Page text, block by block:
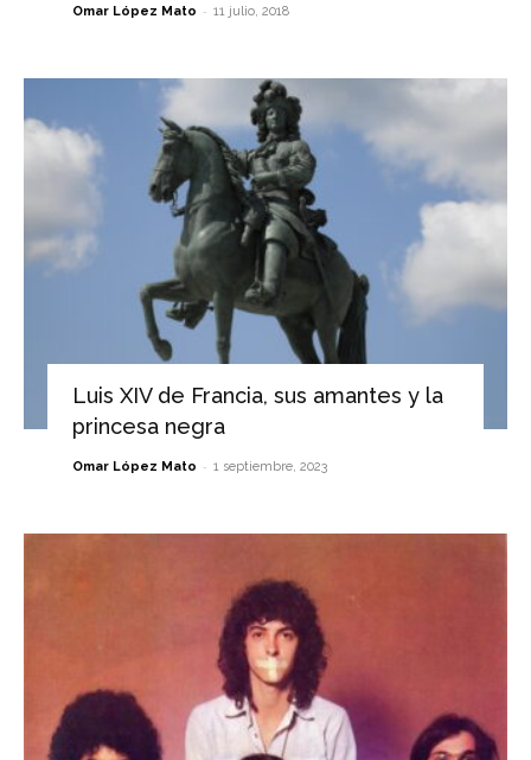
Omar López Mato - 11 julio, 2018
Luis XIV de Francia, sus amantes y la
princesa negra
Omar López Mato - 1 septiembre, 2023